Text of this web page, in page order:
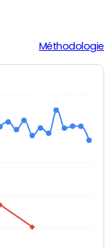
Méthodologie